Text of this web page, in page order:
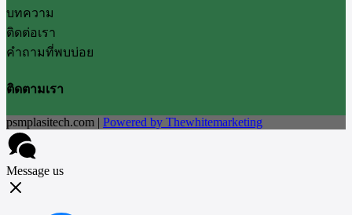
บทความ
ติดต่อเรา
คำถามที่พบบ่อย
ติดตามเรา
psmplasitech.com | Powered by Thewhitemarketing
Message us